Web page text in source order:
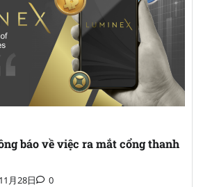
báo về việc ra mắt cổng thanh
月28日 0